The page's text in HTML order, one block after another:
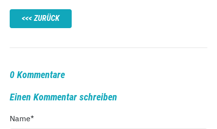
ZURÜCK
0 Kommentare
Einen Kommentar schreiben
Name*